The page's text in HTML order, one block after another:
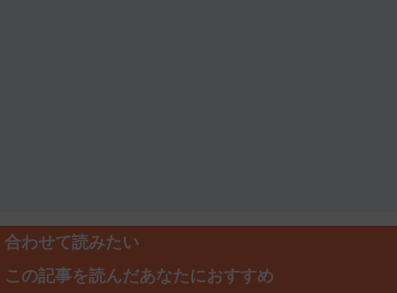
合わせて読みたい
この記事を読んだあなたにおすすめ